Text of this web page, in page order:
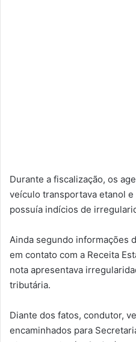
Durante a fiscalização, os
veículo transportava etanol
possuía indícios de
Ainda segundo informações
em contato com a Receita
nota apresentava
tributária.
Diante dos fatos, condutor,
encaminhados para